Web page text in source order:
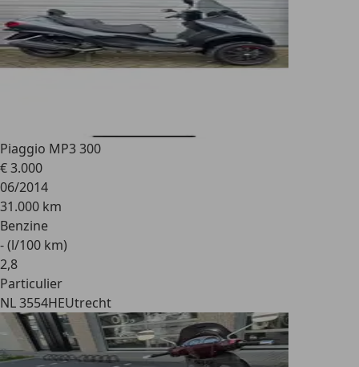
Piaggio MP3 300
€ 3.000
06/2014
31.000 km
Benzine
- (l/100 km)
2,8
Particulier
NL 3554HEUtrecht